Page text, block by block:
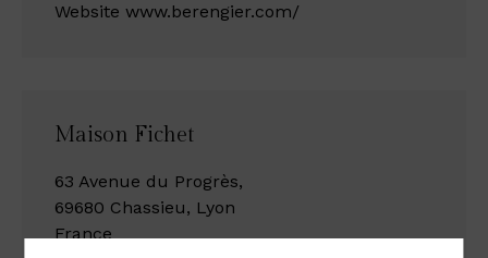
Website www.berengier.com/
Maison Fichet
63 Avenue du Progrès,
69680 Chassieu, Lyon
France